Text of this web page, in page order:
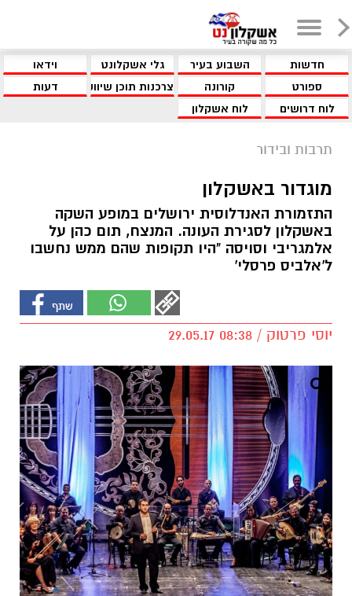
חדשות השבוע בעיר גלי אשקלונט
וידאו
ספורט
קורונה צרכנות תוכן שיווקי
דעות
לוח דרושים
לוח אשקלון
תרבות ובידור
מוגדור באשקלון
התזמורת האנדלוסית ירושלים במופע השקה
באשקלון לסגירת העונה. המנצח, תום כהן על
אלמגריבי וסויסה "היו תקופות שהם ממש נחשבו
ל'אלביס פרסלי'
יוסי פרטוק / 08:38 29.05.17